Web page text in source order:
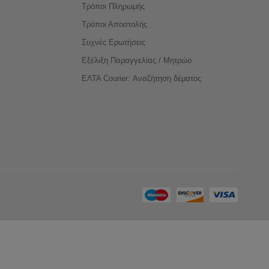
Τρόποι Πληρωμής
Τρόποι Αποστολής
Συχνές Ερωτήσεις
Εξέλιξη Παραγγελίας / Μητρώο
ΕΛΤΑ Courier: Αναζήτηση δέματος